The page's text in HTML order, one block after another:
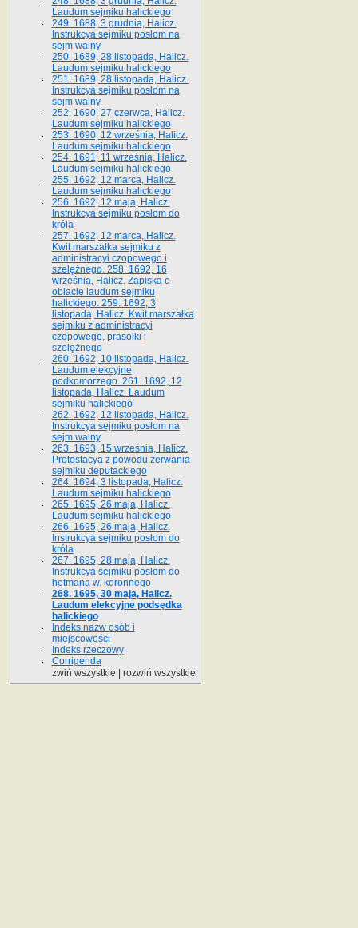
Laudum sejmiku halickiego
249. 1688, 3 grudnia, Halicz.
Instrukcya sejmiku posłom na
sejm walny
250. 1689, 28 listopada, Halicz.
Laudum sejmiku halickiego
251. 1689, 28 listopada, Halicz.
Instrukcya sejmiku posłom na
sejm walny
252. 1690, 27 czerwca, Halicz.
Laudum sejmiku halickiego
253. 1690, 12 września, Halicz.
Laudum sejmiku halickiego
254. 1691, 11 września, Halicz.
Laudum sejmiku halickiego
255. 1692, 12 marca, Halicz.
Laudum sejmiku halickiego
256. 1692, 12 maja, Halicz.
Instrukcya sejmiku posłom do
króla
257. 1692, 12 marca, Halicz.
Kwit marszałka sejmiku z
administracyi czopowego i
szelężnego. 258. 1692, 16
września, Halicz. Zapiska o
oblacie laudum sejmiku
halickiego. 259. 1692, 3
listopada, Halicz. Kwit marszałka
sejmiku z administracyi
czopowego, prasołki i
szelężnego
260. 1692, 10 listopada, Halicz.
Laudum elekcyjne
podkomorzego. 261. 1692, 12
listopada, Halicz. Laudum
sejmiku halickiego
262. 1692, 12 listopada, Halicz.
Instrukcya sejmiku posłom na
sejm walny
263. 1693, 15 września, Halicz.
Protestacya z powodu zerwania
sejmiku deputackiego
264. 1694, 3 listopada, Halicz.
Laudum sejmiku halickiego
265. 1695, 26 maja, Halicz.
Laudum sejmiku halickiego
266. 1695, 26 maja, Halicz.
Instrukcya sejmiku posłom do
króla
267. 1695, 28 maja, Halicz.
Instrukcya sejmiku posłom do
hetmana w. koronnego
268. 1695, 30 maja, Halicz.
Laudum elekcyjne podsędka
halickiego
Indeks nazw osób i
miejscowości
Indeks rzeczowy
Corrigenda
zwiń wszystkie
rozwiń wszystkie